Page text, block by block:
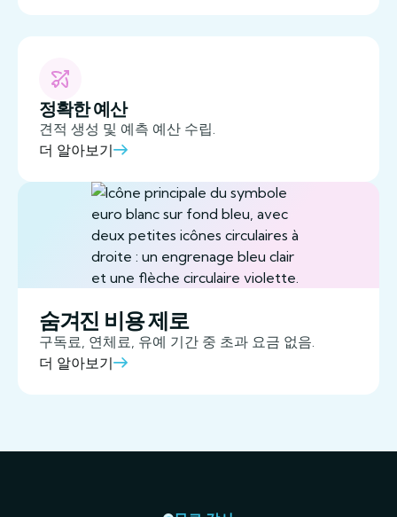
정확한 예산
견적 생성 및 예측 예산 수립.
더 알아보기
숨겨진 비용 제로
구독료, 연체료, 유예 기간 중 초과 요금 없음.
더 알아보기